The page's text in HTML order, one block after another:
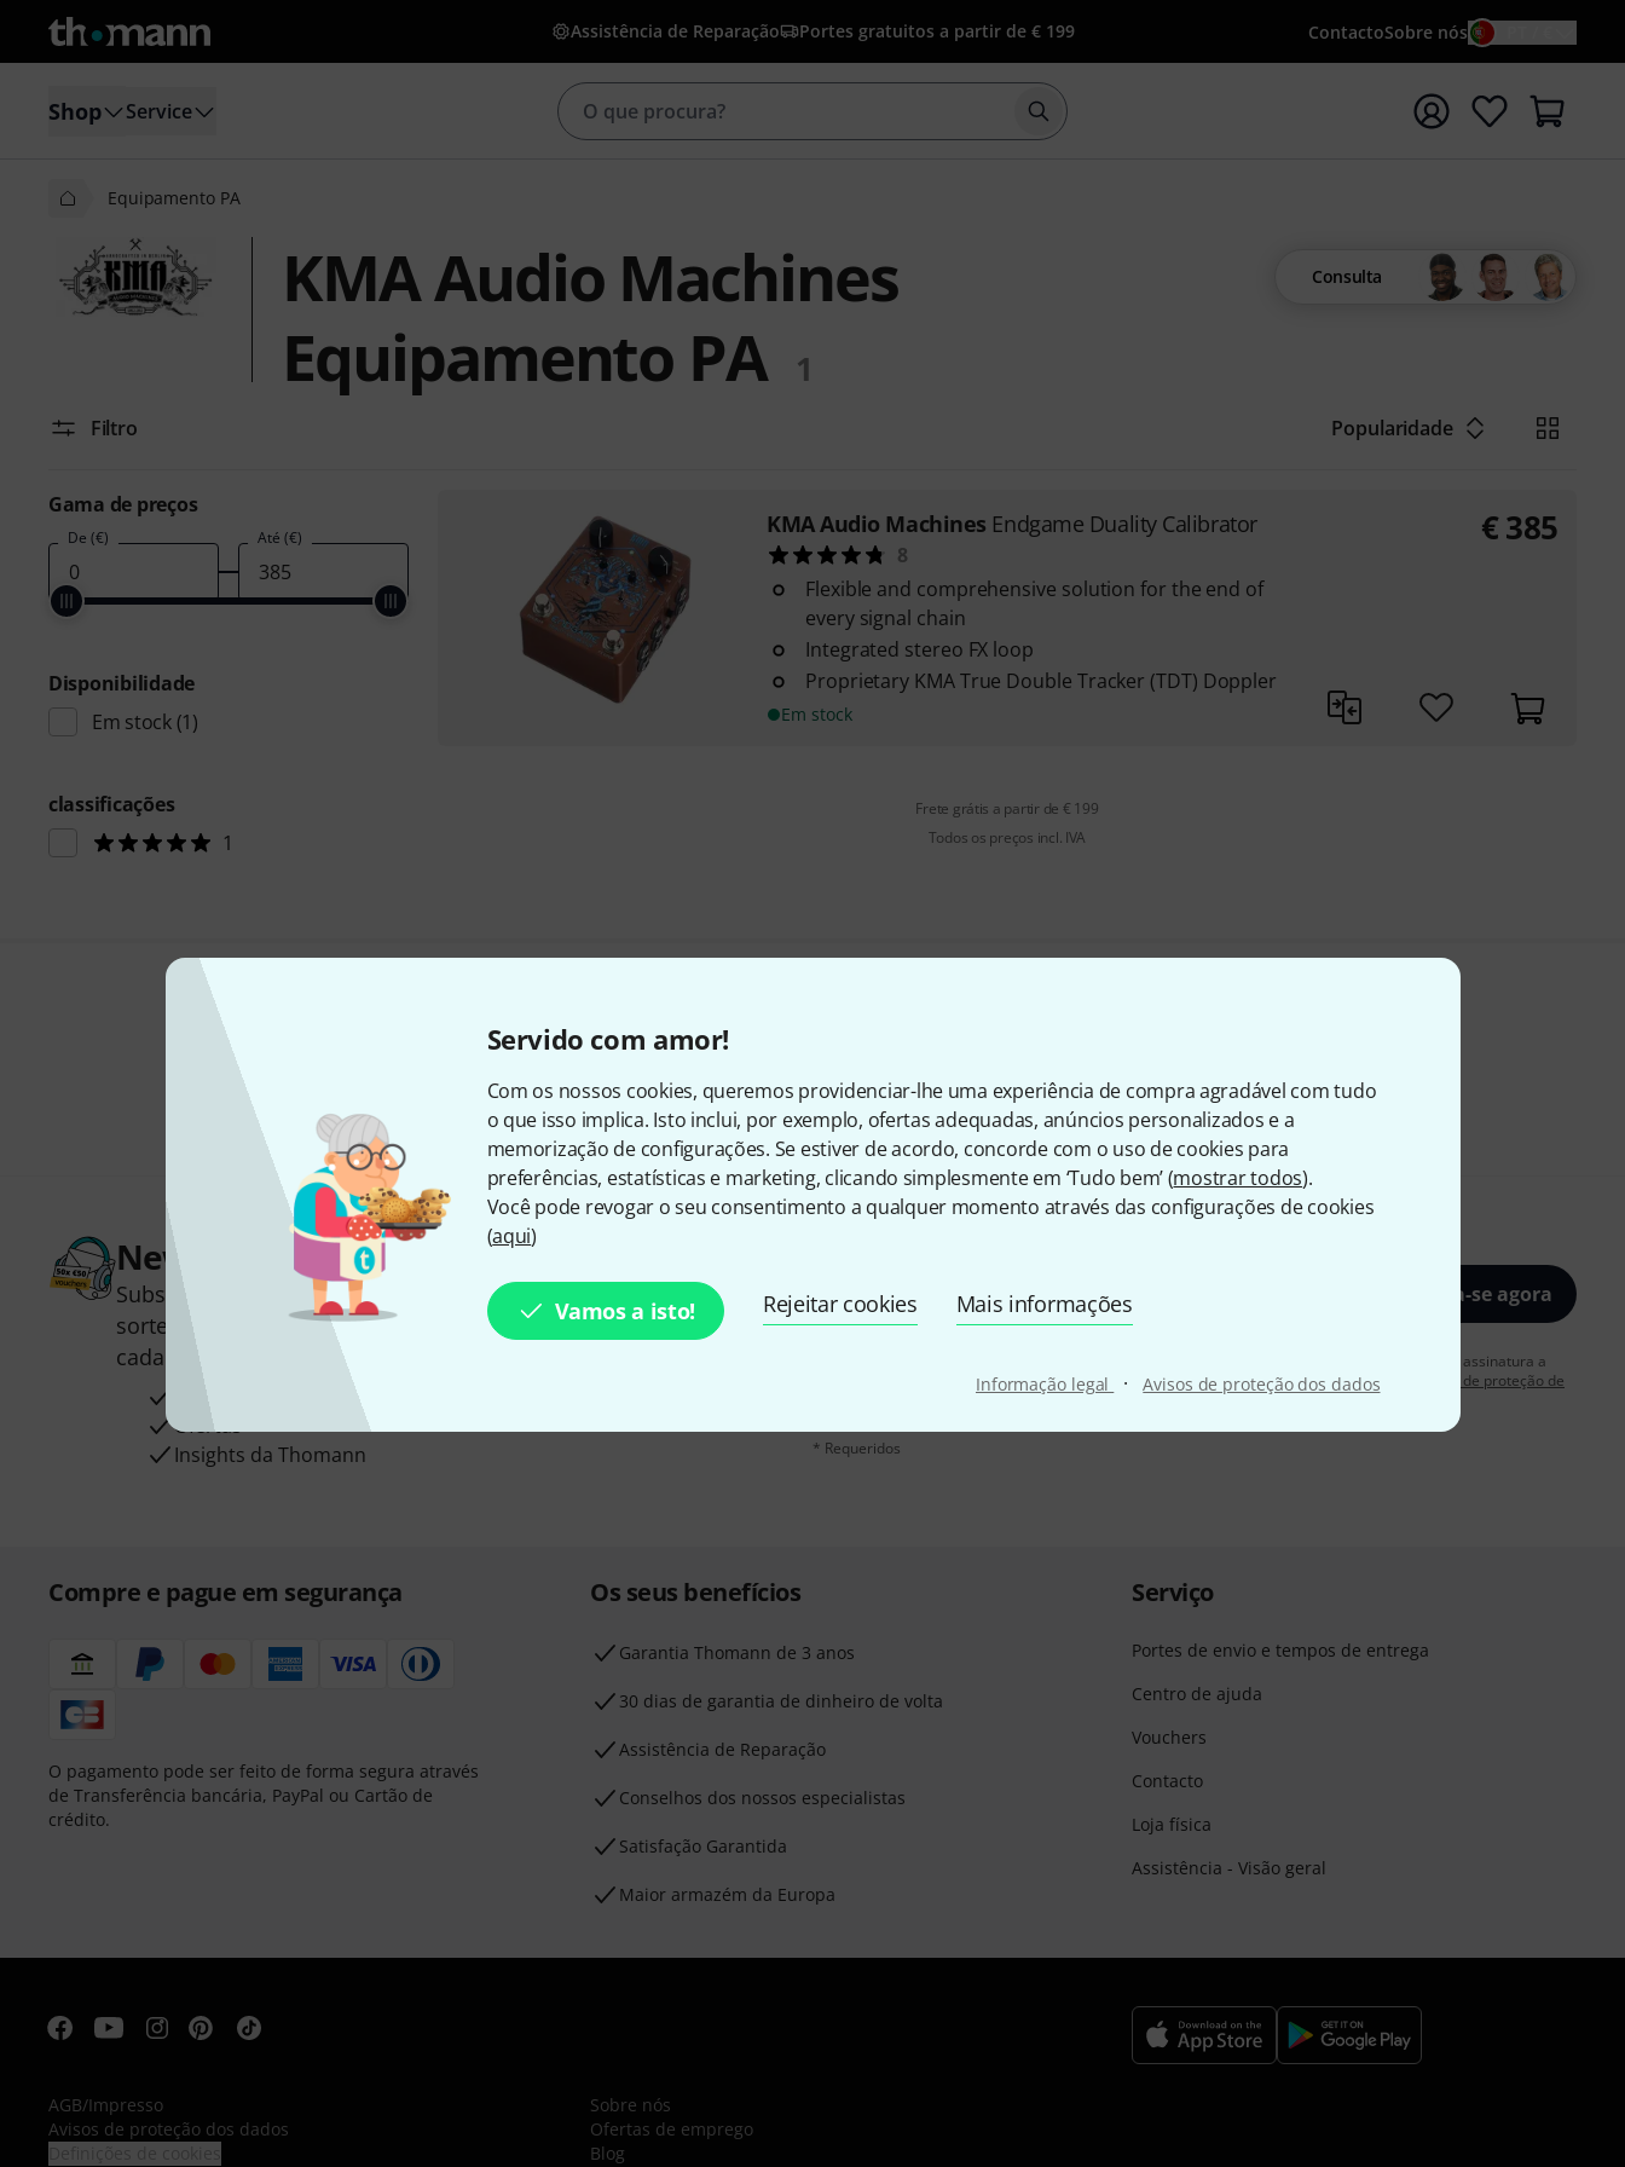
Servido com amor!
Com os nossos cookies, queremos providenciar-lhe uma experiência de compra agradável com tudo
o que isso implica. Isto inclui, por exemplo, ofertas adequadas, anúncios personalizados e a
memorização de configurações. Se estiver de acordo, concorde com o uso de cookies para
preferências, estatísticas e marketing, clicando simplesmente em ‘Tudo bem’ (mostrar todos).
Você pode revogar o seu consentimento a qualquer momento através das configurações de cookies
(aqui)
Vamos a isto! Rejeitar cookies Mais informações
Informação legal · Avisos de proteção dos dados
Assistência de Reparação Portes gratuitos a partir de € 199 ContactoSobre nós
Shop Service Iniciar pesquisa com o termo de pesquisa {searchTerm}
Equipamento PA
KMA Audio Machines
Equipamento PA
1
Consulta
Filtro Popularidade
Gama de preços
De (€) Até (€)
Disponibilidade
Em stock(1)
classificações
1
KMA Audio Machines Endgame Duality Calibrator
8
Flexible and comprehensive solution for the end of
every signal chain
Integrated stereo FX loop
Proprietary KMA True Double Tracker (TDT) Doppler
Em stock
€385
Frete grátis a partir de € 199
Todos os preços incl. IVA
Partilhar Ajuda e feedback
Newsletter Thomann
Subscreva a Newsletter da Thomann em inglês e com um pouco de
sorte você poderá ganhar um dos
50 vouchersno valor de50 €
cada!
Contribuições inspiradoras
Ofertas
Insights da Thomann
Endereço de e-mail * Inscreva-se agora
Ao clicar em "Inscreva-se agora", concordo em receber publicidade por e-mail. Posso cancelar a assinatura a
qualquer momento. Você pode encontrar mais informações sobre a newsletter na nossa
diretriz de proteção de
* Requeridos
Compre e pague em segurança
O pagamento pode ser feito de forma segura através
de Transferência bancária, PayPal ou Cartão de
crédito.
Os seus benefícios
Garantia Thomann de 3 anos
30 dias de garantia de dinheiro de volta
Assistência de Reparação
Conselhos dos nossos especialistas
Satisfação Garantida
Maior armazém da Europa
Serviço
Portes de envio e tempos de entrega
Centro de ajuda
Vouchers
Contacto
Loja física
Assistência - Visão geral
AGB/Impresso
Avisos de proteção dos dados
Sobre nós
Ofertas de emprego
Blog